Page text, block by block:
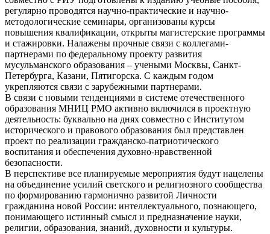
регулярно проводятся научно-практические и научно-
методологические семинары, организованы курсы
повышения квалификации, открыты магистерские программы
и стажировки. Налажены прочные связи с коллегами-
партнерами по федеральному проекту развития
мусульманского образования – учеными Москвы, Санкт-
Петербурга, Казани, Пятигорска. С каждым годом
укрепляются связи с зарубежными партнерами.
В связи с новыми тенденциями в системе отечественного
образования МНИЦ РМО активно включился в проектную
деятельность: буквально на днях совместно с Институтом
исторического и правового образования был представлен
проект по реализации гражданско-патриотического
воспитания и обеспечения духовно-нравственной
безопасности.
В перспективе все планируемые мероприятия будут нацелены
на объединение усилий светского и религиозного сообщества
по формированию гармонично развитой Личности
гражданина новой России: интеллектуального, познающего,
понимающего истинный смысл и предназначение науки,
религии, образования, знаний, духовности и культуры.